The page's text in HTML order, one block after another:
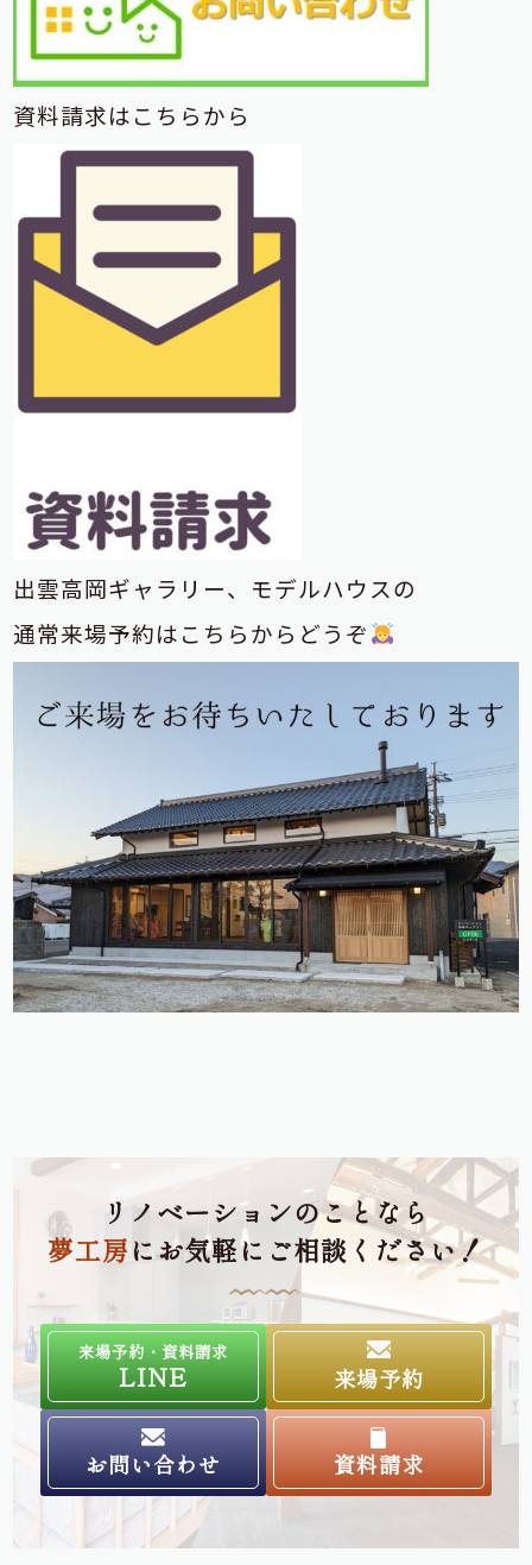
資料請求はこちらから
出雲高岡ギャラリー、モデルハウスの
通常来場予約はこちらからどうぞ
リノベーションのことなら
夢工房にお気軽にご相談ください！
来場予約・資料請求
LINE 来場予約
お問い合わせ 資料請求